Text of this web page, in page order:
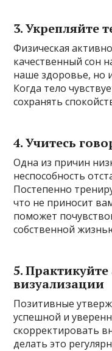
3. Укрепляйте
Физическая
качественный сон
наше здоровье, но
Когда тело
сохранять
4. Учитесь
Одна из причин
неспособность
Постепенно
что не приносит
поможет
собственной
5.
визуализации
Позитивные
успешной и
скорректировать
делать это